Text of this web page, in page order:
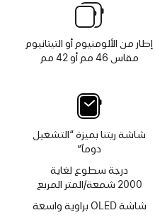
إطار من الألومنيوم أو التيتانيوم
مقاس 46 مم أو 42 مم
شاشة ريتنا بميزة “التشغيل
دوماً”
درجة سطوع لغاية
2000 شمعة/المتر المربع
شاشة OLED بزاوية واسعة